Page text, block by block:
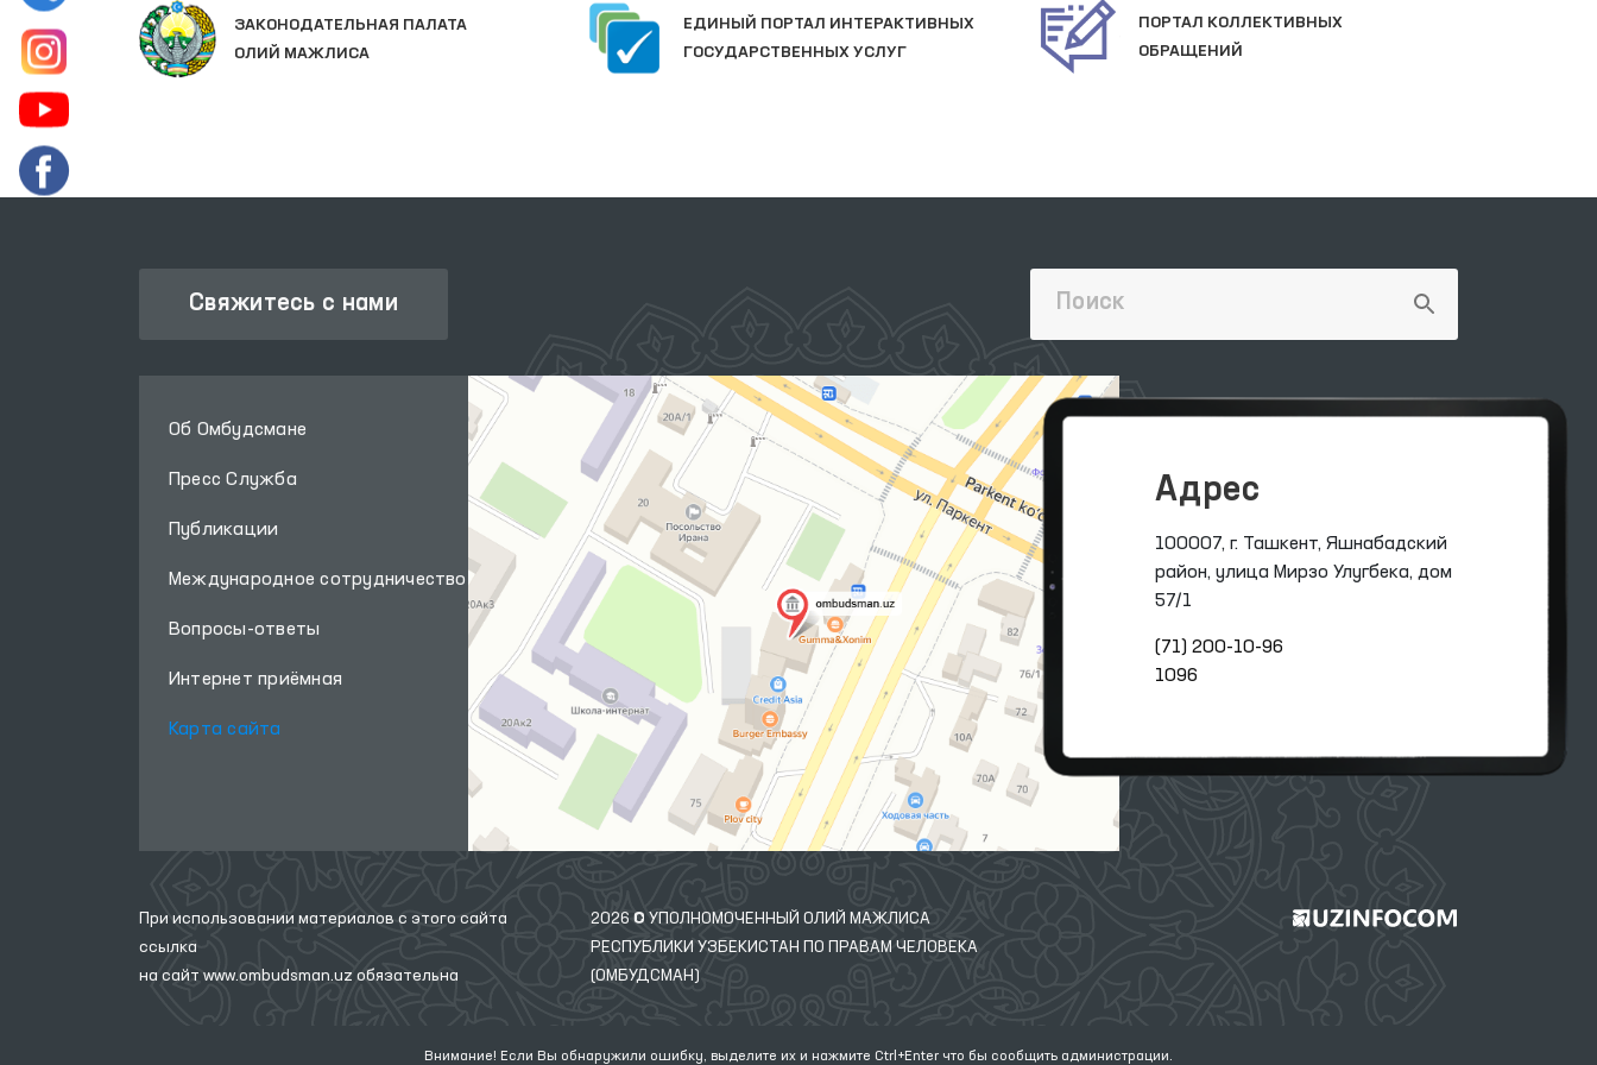
ЗАКОНОДАТЕЛЬНАЯ ПАЛАТА
ОЛИЙ МАЖЛИСА
ЕДИНЫЙ ПОРТАЛ ИНТЕРАКТИВНЫХ
ГОСУДАРСТВЕННЫХ УСЛУГ
ПОРТАЛ КОЛЛЕКТИВНЫХ
ОБРАЩЕНИЙ
Свяжитесь с нами
Об Омбудсмане
Пресс Служба
Публикации
Международное сотрудничество
Вопросы-ответы
Интернет приёмная
Карта сайта
Адрес
100007, г. Ташкент, Яшнабадский
район, улица Мирзо Улугбека, дом
57/1
(71) 200-10-96
1096
При использовании материалов с этого сайта
ссылка
на сайт www.ombudsman.uz обязательна
2026 © УПОЛНОМОЧЕННЫЙ ОЛИЙ МАЖЛИСА
РЕСПУБЛИКИ УЗБЕКИСТАН ПО ПРАВАМ ЧЕЛОВЕКА
(ОМБУДСМАН)
Внимание! Если Вы обнаружили ошибку, выделите их и нажмите Ctrl+Enter что бы сообщить администрации.